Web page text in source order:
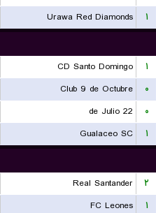
۱
Urawa Red Diamonds
۱
CD Santo Domingo
۰
Club 9 de Octubre
۰
22 de Julio
۱
Gualaceo SC
۲
Real Santander
۱
FC Leones